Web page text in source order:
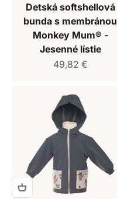
Detská softshellová
bunda s membránou
Monkey Mum® -
Jesenné lístie
Predajná cena
49,82 €